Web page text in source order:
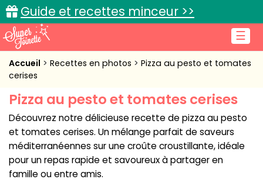
☰
Guide et recettes minceur >>
Accueil
Cuisine pratique
L'actu cuisine
Accueil Recettes en photos
Pizza au pesto et tomates
cerises
Pizza au pesto et tomates cerises
Découvrez notre délicieuse recette de pizza au pesto
et tomates cerises. Un mélange parfait de saveurs
méditerranéennes sur une croûte croustillante, idéale
pour un repas rapide et savoureux à partager en
famille ou entre amis.